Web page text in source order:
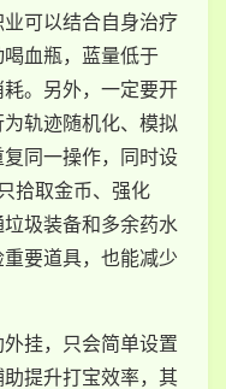
可以结合自身治疗
血瓶，蓝量低于
。另外，一定要开
轨迹随机化、模拟
同一操作，同时设
拾取金币、强化
圾装备和多余药水
要道具，也能减少
挂，只会简单设置
提升打宝效率，其